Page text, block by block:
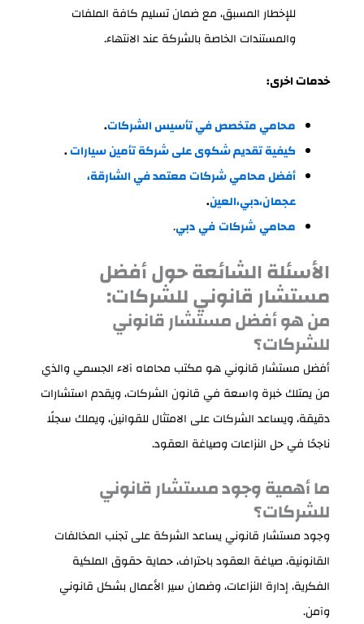
للإخطار المسبق، مع ضمان تسليم كافة الملفات
والمستندات الخاصة بالشركة عند الانتهاء.
خدمات اخرى:
محامي متخصص في تأسيس الشركات.
كيفية تقديم شكوى على شركة تأمين سيارات.
أفضل محامي شركات معتمد في الشارقة،
عجمان،دبي،العين.
محاميشركاتفيدبي.
الأسئلة الشائعة حول أفضل
مستشار قانوني للشركات:
من هو أفضل مستشار قانوني
للشركات؟
أفضل مستشار قانوني هو مكتب محاماه آلاء الجسمي والذي
من يمتلك خبرة واسعة في قانون الشركات، ويقدم استشارات
دقيقة، ويساعد الشركات على الامتثال للقوانين، ويملك سجلًا
ناجحًا في حل النزاعات وصياغة العقود.
ما أهمية وجود مستشار قانوني
للشركات؟
وجود مستشار قانوني يساعد الشركة على تجنب المخالفات
القانونية، صياغة العقود باحتراف، حماية حقوق الملكية
الفكرية، إدارة النزاعات، وضمان سير الأعمال بشكل قانوني
وآمن.